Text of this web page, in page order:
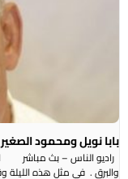
بابا نويل ومحمود الصغير
راديو الناس – بث مباشر
والبرق . في مثل هذه الليلة